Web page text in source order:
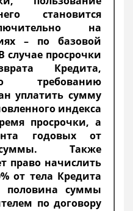
становится
на
– по базовой
случае просрочки
Кредита,
требованию
уплатить сумму
индекса
просрочки, а
годовых от
Также
право начислить
от тела Кредита
суммы
по договору